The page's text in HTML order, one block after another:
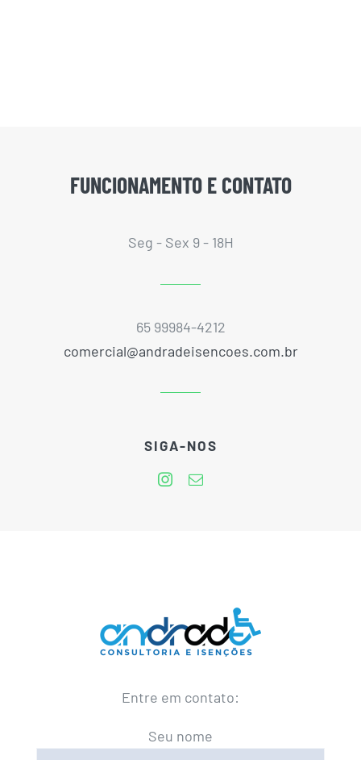
FUNCIONAMENTO E CONTATO
Seg - Sex 9 - 18H
65 99984-4212
comercial@andradeisencoes.com.br
SIGA-NOS
Entre em contato:
Seu nome